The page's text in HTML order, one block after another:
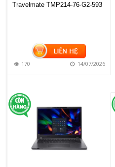
Travelmate TMP214-76-G2-593
170 14/07/2026